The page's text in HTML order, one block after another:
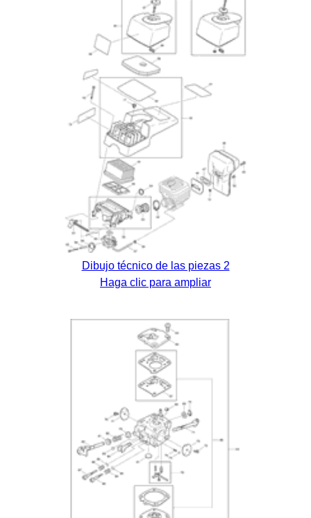
Dibujo técnico de las piezas 2
Haga clic para ampliar